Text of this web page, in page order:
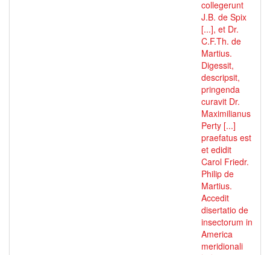
collegerunt
J.B. de Spix
[...], et Dr.
C.F.Th. de
Martius.
Digessit,
descripsit,
pringenda
curavit Dr.
Maximilianus
Perty [...]
praefatus est
et edidit
Carol Friedr.
Philip de
Martius.
Accedit
disertatio de
insectorum in
America
meridionali